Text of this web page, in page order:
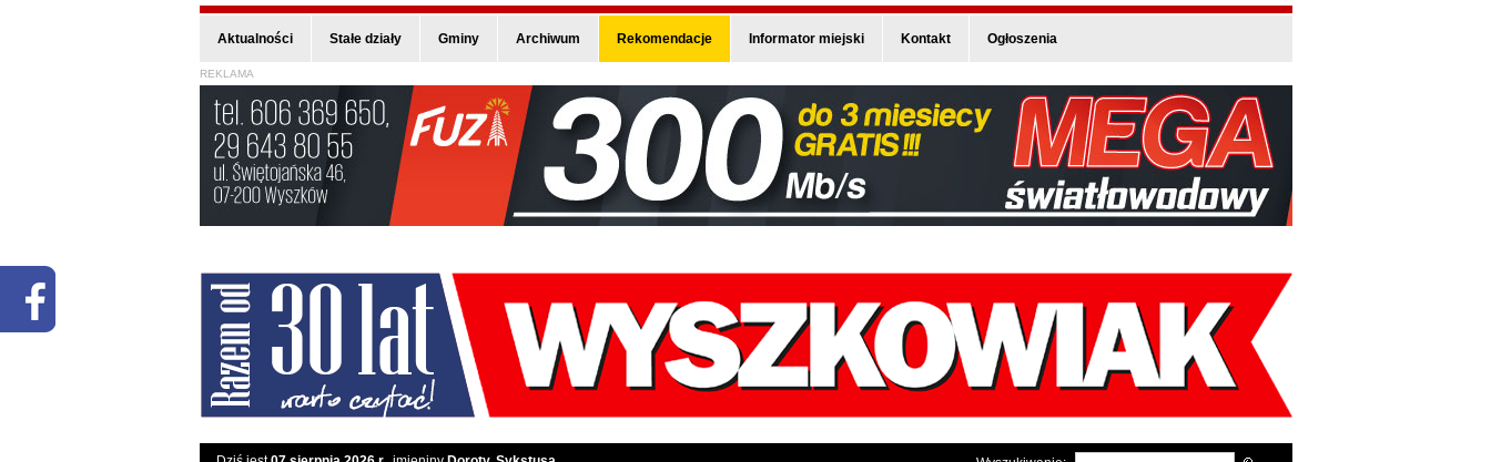
Aktualności Stałe działy Gminy Archiwum Rekomendacje Informator miejski Kontakt Ogłoszenia
REKLAMA